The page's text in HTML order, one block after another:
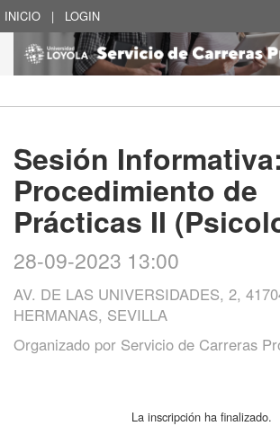
INICIO | LOGIN
Sesión Informativa:
Procedimiento de
Prácticas II
28-09-2023 13:00
AV. DE LAS UNIVERSIDADES, 2,
HERMANAS, SEVILLA
Organizado por Servicio de Carreras
La inscripción ha finalizado.